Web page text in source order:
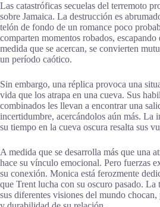
Las catastróficas secuelas del terremoto
sobre Jamaica. La destrucción es
telón de fondo de un romance poco
comparten momentos robados,
medida que se acercan, se convierten
un período caótico.
Sin embargo, una réplica provoca una
vida que los atrapa en una cueva. Sus
combinados les llevan a encontrar una
incertidumbre, acercándolos aún más. La
su tiempo en la cueva oscura resalta sus
A medida que se desarrolla más que una
hace su vínculo emocional. Pero fuerzas
su conexión. Monica está ferozmente
que Trent lucha con su oscuro pasado. La
sus diferentes visiones del mundo